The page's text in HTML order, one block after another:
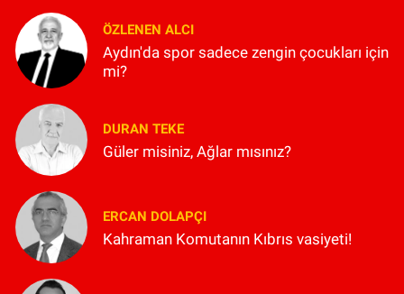
ÖZLENEN ALCI
Aydın'da spor sadece zengin çocukları için
mi?
DURAN TEKE
Güler misiniz, Ağlar mısınız?
ERCAN DOLAPÇI
Kahraman Komutanın Kıbrıs vasiyeti!